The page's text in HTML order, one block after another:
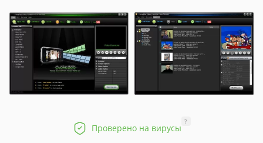
Проверено на вирусы
?